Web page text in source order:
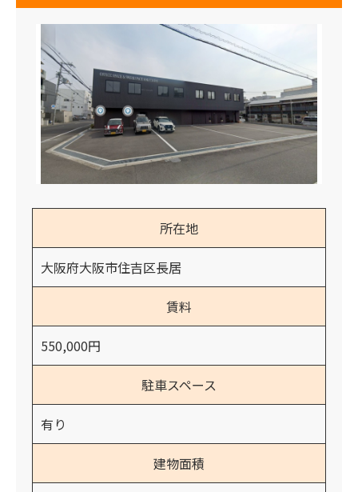
所在地
大阪府大阪市住吉区長居
賃料
550,000円
駐車スペース
有り
建物面積